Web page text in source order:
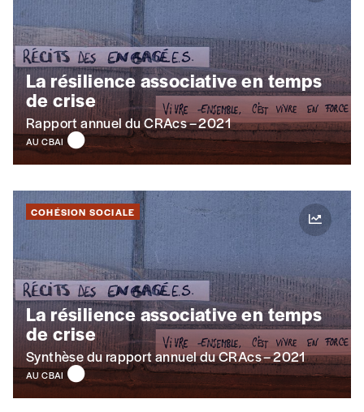
Pays
n°
Localité
Je souhaite recevoir une facture
J’ai lu et j’accepte votre politique
de confidentialité *
Lire notrepolitique de protection des données
La résilience associative en temps
de crise
Rapport annuel du CRAcs – 2021
AU CBAI
COHÉSION SOCIALE
La résilience associative en temps
de crise
Synthèse du rapport annuel du CRAcs – 2021
AU CBAI